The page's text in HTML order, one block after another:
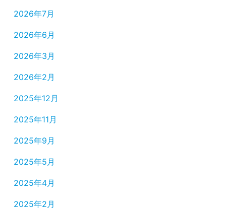
2026年7月
2026年6月
2026年3月
2026年2月
2025年12月
2025年11月
2025年9月
2025年5月
2025年4月
2025年2月